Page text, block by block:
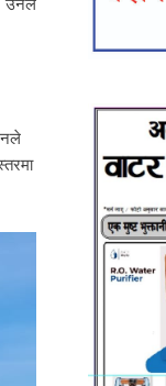
उनले